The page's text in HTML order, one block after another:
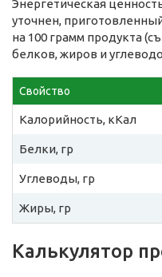
Энергетическая
уточнен,
на 100 грамм продукта
белков, жиров и
Свойство
Калорийность, кКал
Белки, гр
Углеводы, гр
Жиры, гр
Калькулятор